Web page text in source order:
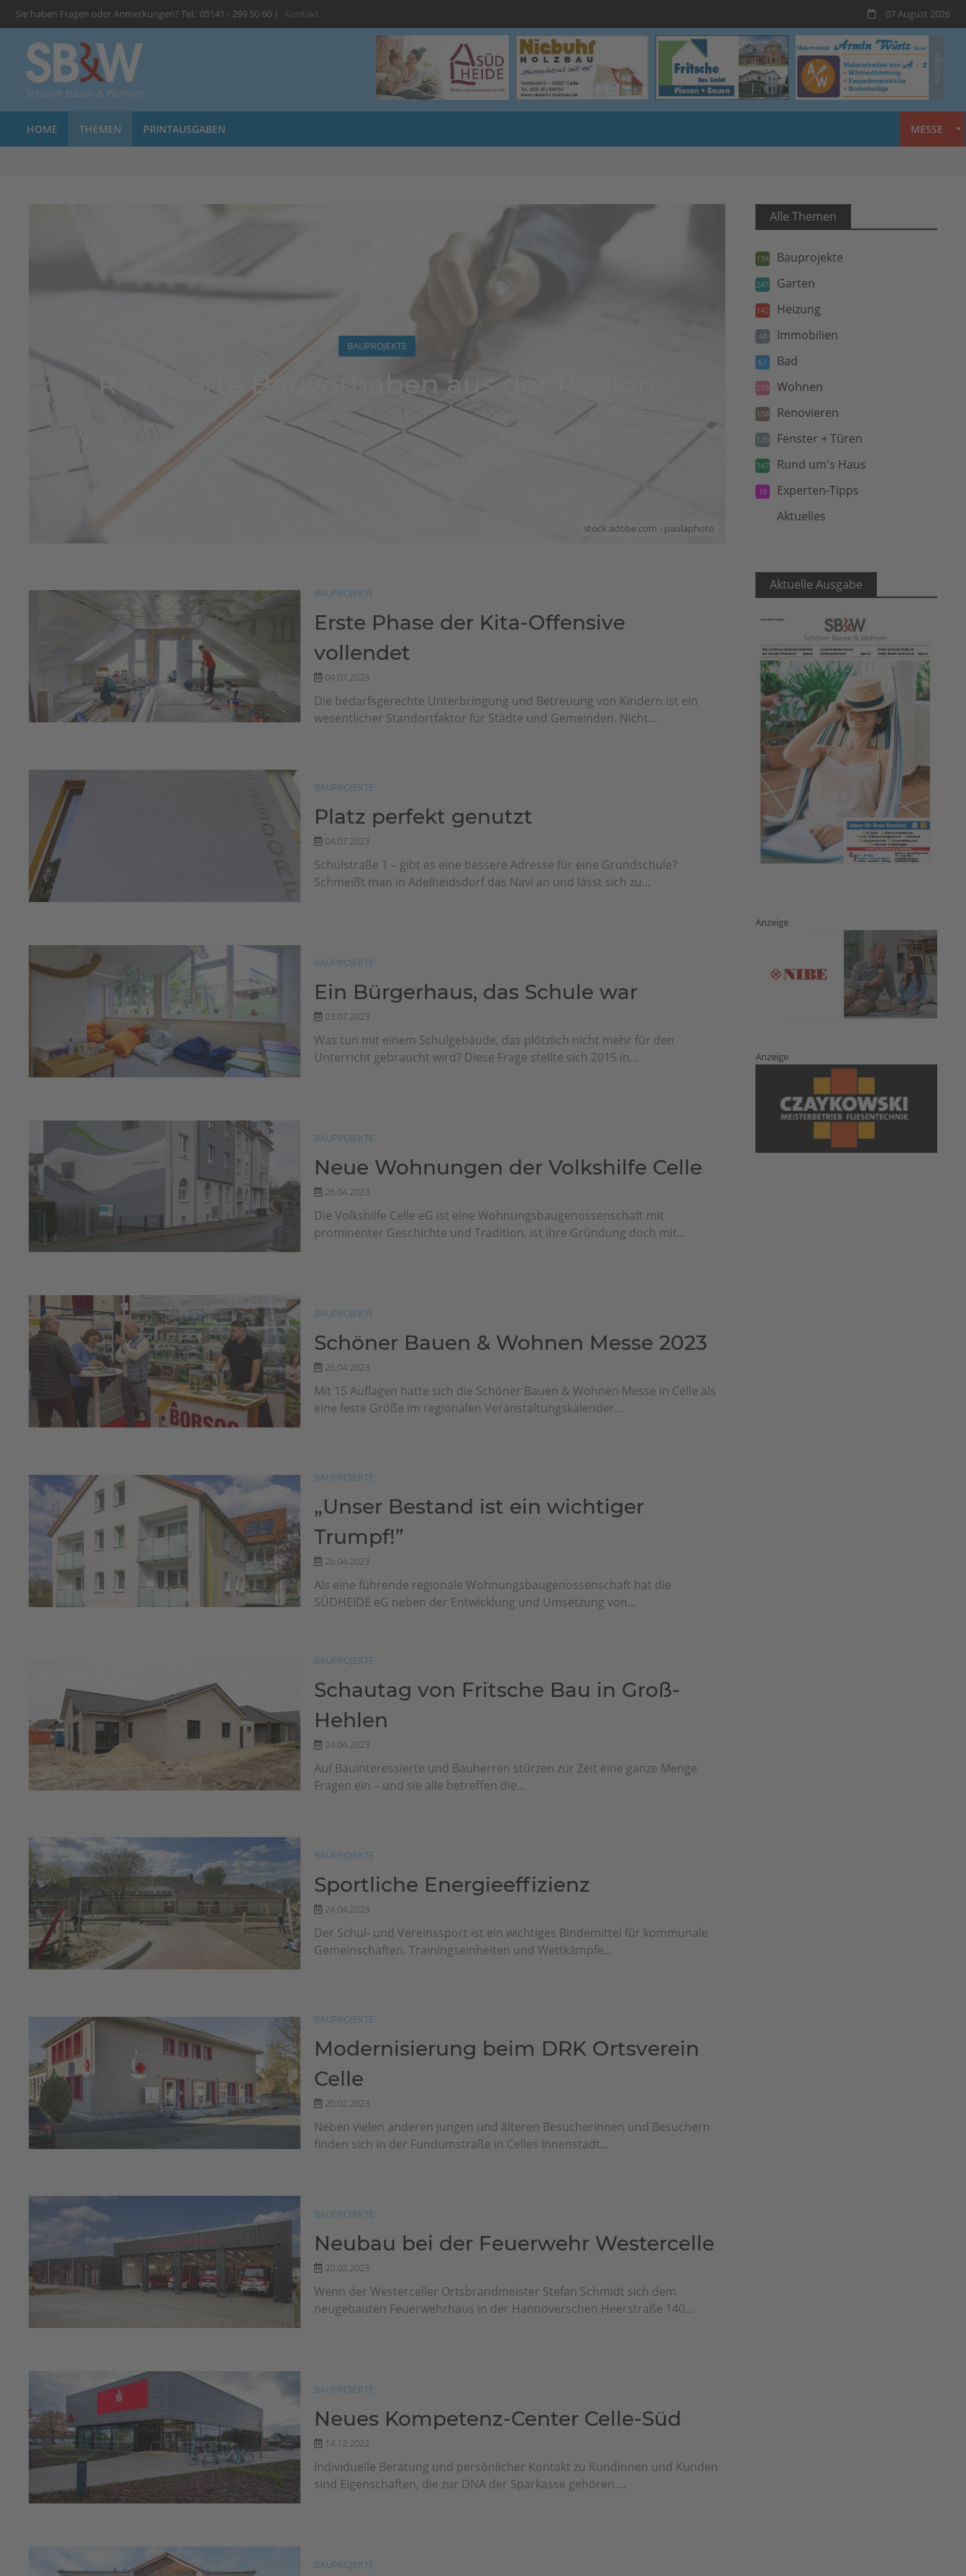
Sie haben Fragen oder Anmerkungen? Tel.: 05141 - 299 50 60 | Kontakt 07 August 2026
HOME THEMEN PRINTAUSGABEN MESSE
stock.adobe.com - paulaphoto
BAUPROJEKTE
Realisierte Bauvorhaben aus der Region
BAUPROJEKTE
Erste Phase der Kita-Offensive
vollendet
04.07.2023
Die bedarfsgerechte Unterbringung und Betreuung von Kindern ist ein
wesentlicher Standortfaktor für Städte und Gemeinden. Nicht...
BAUPROJEKTE
Platz perfekt genutzt
04.07.2023
Schulstraße 1 – gibt es eine bessere Adresse für eine Grundschule?
Schmeißt man in Adelheidsdorf das Navi an und lässt sich zu...
BAUPROJEKTE
Ein Bürgerhaus, das Schule war
03.07.2023
Was tun mit einem Schulgebäude, das plötzlich nicht mehr für den
Unterricht gebraucht wird? Diese Frage stellte sich 2015 in...
BAUPROJEKTE
Neue Wohnungen der Volkshilfe Celle
26.04.2023
Die Volkshilfe Celle eG ist eine Wohnungsbaugenossenschaft mit
prominenter Geschichte und Tradition, ist ihre Gründung doch mit...
BAUPROJEKTE
Schöner Bauen & Wohnen Messe 2023
26.04.2023
Mit 15 Auflagen hatte sich die Schöner Bauen & Wohnen Messe in Celle als
eine feste Größe im regionalen Veranstaltungskalender...
BAUPROJEKTE
„Unser Bestand ist ein wichtiger
Trumpf!”
26.04.2023
Als eine führende regionale Wohnungsbaugenossenschaft hat die
SÜDHEIDE eG neben der Entwicklung und Umsetzung von...
BAUPROJEKTE
Schautag von Fritsche Bau in Groß-
Hehlen
24.04.2023
Auf Bauinteressierte und Bauherren stürzen zur Zeit eine ganze Menge
Fragen ein – und sie alle betreffen die...
BAUPROJEKTE
Sportliche Energieeffizienz
24.04.2023
Der Schul- und Vereinssport ist ein wichtiges Bindemittel für kommunale
Gemeinschaften. Trainingseinheiten und Wettkämpfe...
BAUPROJEKTE
Modernisierung beim DRK Ortsverein
Celle
20.02.2023
Neben vielen anderen jungen und älteren Besucherinnen und Besuchern
finden sich in der Fundumstraße in Celles Innenstadt...
BAUPROJEKTE
Neubau bei der Feuerwehr Westercelle
20.02.2023
Wenn der Westerceller Ortsbrandmeister Stefan Schmidt sich dem
neugebauten Feuerwehrhaus in der Hannoverschen Heerstraße 140...
BAUPROJEKTE
Neues Kompetenz-Center Celle-Süd
14.12.2022
Individuelle Beratung und persönlicher Kontakt zu Kundinnen und Kunden
sind Eigenschaften, die zur DNA der Sparkasse gehören....
BAUPROJEKTE
Alle Themen
134 Bauprojekte
247 Garten
142 Heizung
48 Immobilien
61 Bad
279 Wohnen
104 Renovieren
120 Fenster + Türen
347 Rund um's Haus
18 Experten-Tipps
Aktuelles
Aktuelle Ausgabe
Anzeige
Anzeige